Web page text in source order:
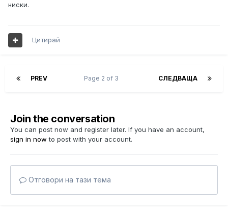
ниски.
Цитирай
PREV СЛЕДВАЩА
Page 2 of 3
Join the conversation
You can post now and register later. If you have an account,
sign in now to post with your account.
Отговори на тази тема